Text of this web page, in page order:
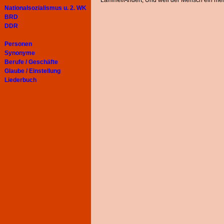
Nationalsozialismus u. 2. WK
BRD
DDR
Personen
Synonyme
Berufe / Geschäfte
Glaube / Einstellung
Liederbuch